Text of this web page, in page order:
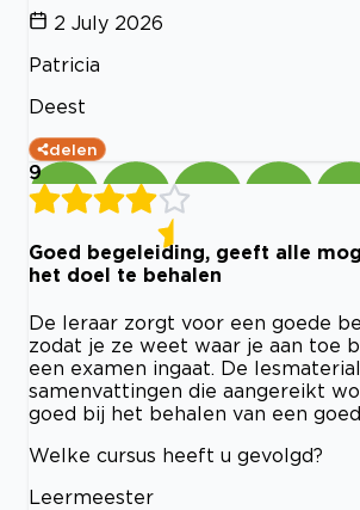
2 July 2026
Patricia
Deest
delen
9
Goed begeleiding, geeft alle
het doel te behalen
De leraar zorgt voor een goede
zodat je ze weet waar je aan toe
een examen ingaat. De
samenvattingen die aangereikt
goed bij het behalen van een
Welke cursus heeft u gevolgd?
Leermeester